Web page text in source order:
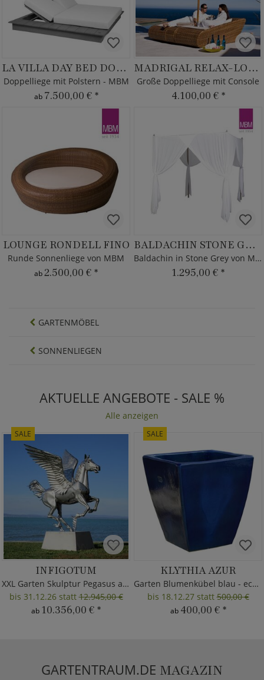
LA VILLA DAY BED DOPPELLIEGE
Doppelliege mit Polstern - MBM
ab 7.500,00 € *
MADRIGAL RELAX-LOUNGE SET
Große Doppelliege mit Console
4.100,00 € *
LOUNGE RONDELL FINO
Runde Sonnenliege von MBM
ab2.500,00 € *
BALDACHIN STONE GREY LA VILLA DAY BED
Baldachin in Stone Grey von MBM
1.295,00 € *
GARTENMÖBEL
SONNENLIEGEN
AKTUELLE ANGEBOTE - SALE %
Alle anzeigen
SALE
INFIGOTUM
XXL Garten Skulptur Pegasus aus Metall
bis 31.12.26 statt12.945,00 €
ab 10.356,00 € *
SALE
KLYTHIA AZUR
Garten Blumenkübel blau - eckig
bis 18.12.27 statt500,00 €
ab 400,00 € *
GARTENTRAUM.DE MAGAZIN